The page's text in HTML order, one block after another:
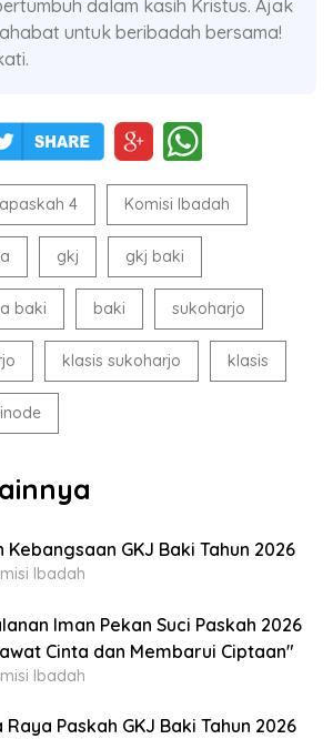
dalam kasih Kristus. Ajak
untuk beribadah bersama!
4 Komisi Ibadah
gkj gkj baki
baki baki sukoharjo
klasis sukoharjo klasis
Kebangsaan GKJ Baki Tahun 2026
Ibadah
Iman Pekan Suci Paskah 2026
Cinta dan Membarui Ciptaan"
Ibadah
Raya Paskah GKJ Baki Tahun 2026